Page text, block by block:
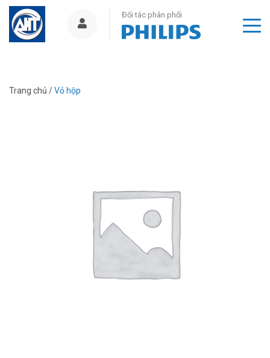
Đối tác phân phối
Trang chủ /Vỏ hộp